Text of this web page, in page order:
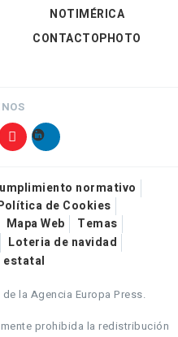
NOTIMÉRICA
CONTACTOPHOTO
normativo
de Cookies
Mapa Web
Temas
Loteria de navidad
estatal
la Agencia Europa Press.
prohibida la redistribución